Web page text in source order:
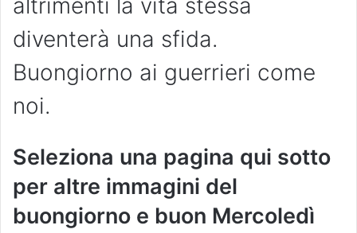
altrimenti la vita stessa
diventerà una sfida.
Buongiorno ai guerrieri come
noi.
Seleziona una pagina qui sotto
per altre immagini del
buongiorno e buon Mercoledì